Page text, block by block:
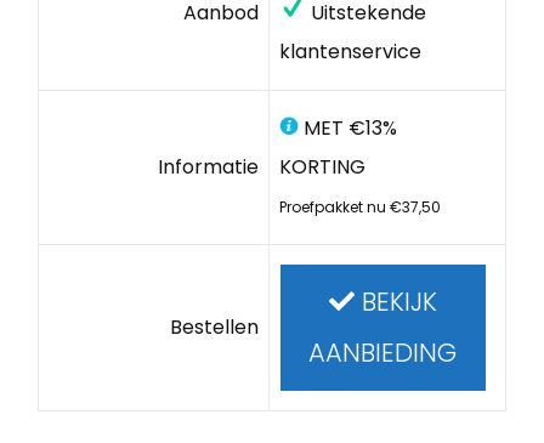
Aanbod
Uitstekende
klantenservice
Informatie
MET €13%
KORTING
Proefpakket nu €37,50
Bestellen
BEKIJK
AANBIEDING